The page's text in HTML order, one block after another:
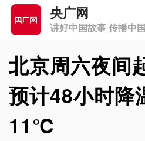
央广网
讲好中国故事 传播中
北京周六夜间
预计48小时降
11℃